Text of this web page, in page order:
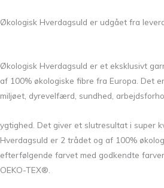
Økologisk Hverdagsuld er udgået fra
Økologisk Hverdagsuld er et eksklusivt
af 100% økologiske fibre fra Europa. Det
miljøet, dyrevelfærd, sundhed,
ygtighed. Det giver et slutresultat i super
Hverdagsuld er 2 trådet og af 100%
efterfølgende farvet med godkendte
OEKO-TEX®.